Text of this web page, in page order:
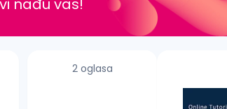
nađu vas!
2 oglasa